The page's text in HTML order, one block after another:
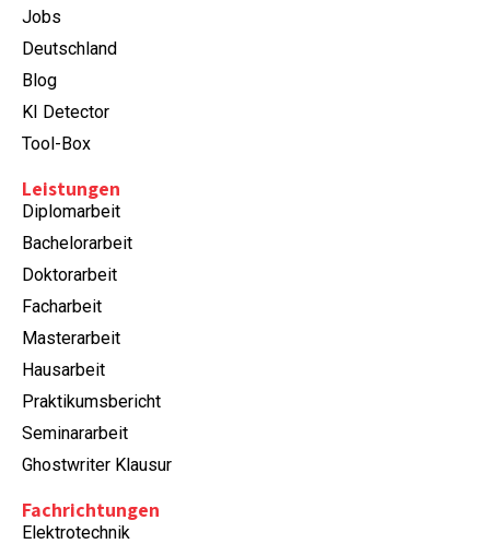
Jobs
Deutschland
Blog
KI Detector
Tool-Box
Leistungen
Diplomarbeit
Bachelorarbeit
Doktorarbeit
Facharbeit
Masterarbeit
Hausarbeit
Praktikumsbericht
Seminararbeit
Ghostwriter Klausur
Fachrichtungen
Elektrotechnik